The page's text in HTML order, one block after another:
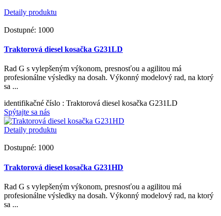
Detaily produktu
Dostupné: 1000
Traktorová diesel kosačka G231LD
Rad G s vylepšeným výkonom, presnosťou a agilitou má
profesionálne výsledky na dosah. Výkonný modelový rad, na ktorý
sa ...
identifikačné číslo : Traktorová diesel kosačka G231LD
Spýtajte sa nás
Detaily produktu
Dostupné: 1000
Traktorová diesel kosačka G231HD
Rad G s vylepšeným výkonom, presnosťou a agilitou má
profesionálne výsledky na dosah. Výkonný modelový rad, na ktorý
sa ...